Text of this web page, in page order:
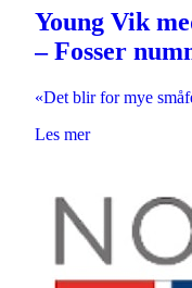
Young Vik
– Fosser
«Det blir for mye
Les mer